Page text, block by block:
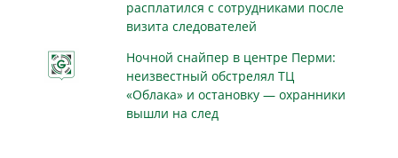
расплатился с сотрудниками после
визита следователей
Ночной снайпер в центре Перми:
неизвестный обстрелял ТЦ
«Облака» и остановку — охранники
вышли на след